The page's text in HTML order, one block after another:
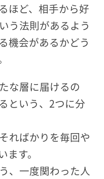
ほど、相手から好
う法則があるよう
機会があるかどう
な層に届けるの
という、2つに分
ればかりを毎回や
す。
、一度関わった人